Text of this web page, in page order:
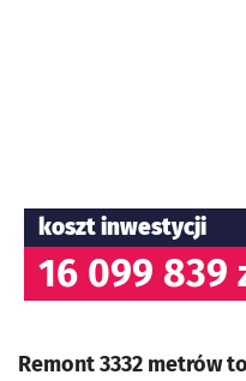
koszt inwestycji
16 099 839
Remont 3332 metrów